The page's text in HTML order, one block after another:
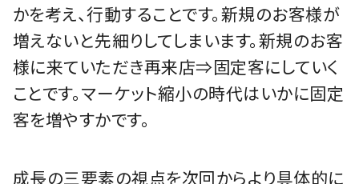
かを考え、行動することです。新規のお客様が
増えないと先細りしてしまいます。新規のお客
様に来ていただき再来店⇒固定客にしていく
ことです。マーケット縮小の時代はいかに固定
客を増やすかです。
成長の三要素の視点を次回からより具体的に